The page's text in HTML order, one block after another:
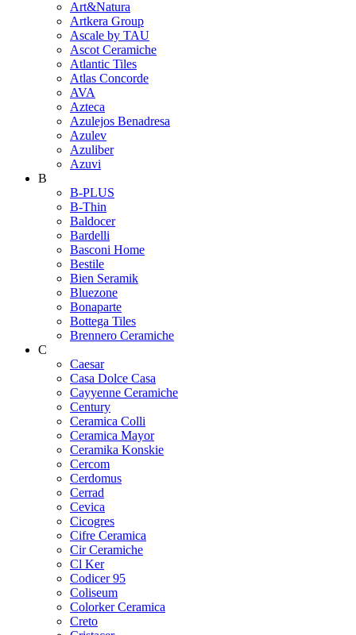
Art&Natura
Artkera Group
Ascale by TAU
Ascot Ceramiche
Atlantic Tiles
Atlas Concorde
AVA
Azteca
Azulejos Benadresa
Azulev
Azuliber
Azuvi
B
B-PLUS
B-Thin
Baldocer
Bardelli
Basconi Home
Bestile
Bien Seramik
Bluezone
Bonaparte
Bottega Tiles
Brennero Ceramiche
C
Caesar
Casa Dolce Casa
Cayyenne Ceramiche
Century
Ceramica Colli
Ceramica Mayor
Ceramika Konskie
Cercom
Cerdomus
Cerrad
Cevica
Cicogres
Cifre Ceramica
Cir Ceramiche
Cl Ker
Codicer 95
Coliseum
Colorker Ceramica
Creto